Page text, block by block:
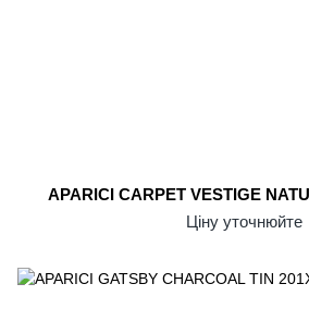
APARICI CARPET VESTIGE
Ціну уточнюйте